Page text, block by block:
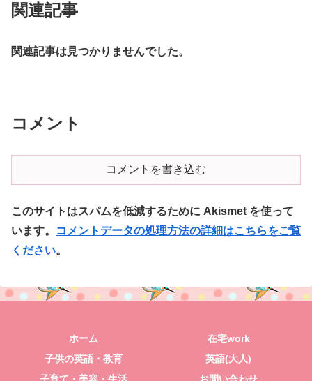
関連記事
関連記事は見つかりませんでした。
コメント
コメントを書き込む
このサイトはスパムを低減するために Akismet を使って
います。
コメントデータの処理方法の詳細はこちらをご覧
ください。
ホーム
在宅work
子供の英語・教育
英語(大人)